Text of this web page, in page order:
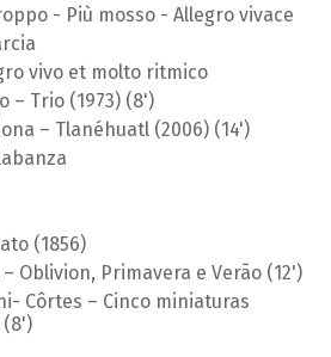
- Più mosso - Allegro vivace
vivo et molto ritmico
– Trio (1973) (8')
– Tlanéhuatl (2006) (14')
(1856)
Oblivion, Primavera e Verão (12')
Côrtes – Cinco miniaturas
(8')